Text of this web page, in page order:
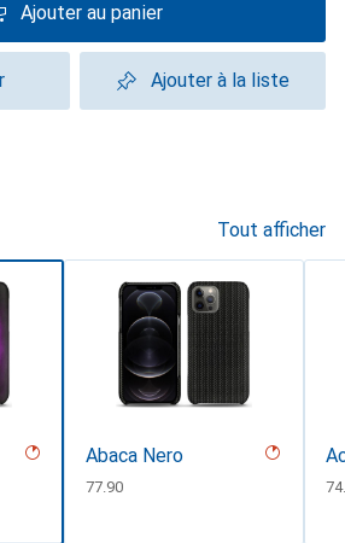
Ajouter au panier
Ajouter à la liste
Tout afficher
Abaca Nero
CHF
77.90